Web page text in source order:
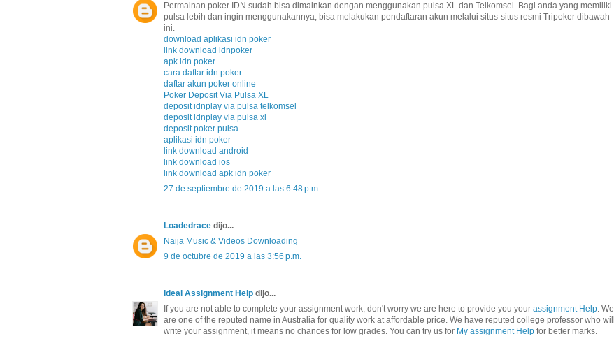
Permainan poker IDN sudah bisa dimainkan dengan menggunakan pulsa XL dan Telkomsel. Bagi anda yang memiliki
pulsa lebih dan ingin menggunakannya, bisa melakukan pendaftaran akun melalui situs-situs resmi Tripoker dibawah
ini.
download aplikasi idn poker
link download idnpoker
apk idn poker
cara daftar idn poker
daftar akun poker online
Poker Deposit Via Pulsa XL
deposit idnplay via pulsa telkomsel
deposit idnplay via pulsa xl
deposit poker pulsa
aplikasi idn poker
link download android
link download ios
link download apk idn poker
27 de septiembre de 2019 a las 6:48 p.m.
Loadedrace dijo...
Naija Music & Videos Downloading
9 de octubre de 2019 a las 3:56 p.m.
Ideal Assignment Help dijo...
If you are not able to complete your assignment work, don't worry we are here to provide you your assignment Help. We
are one of the reputed name in Australia for quality work at affordable price. We have reputed college professor who will
write your assignment, it means no chances for low grades. You can try us for My assignment Help for better marks.